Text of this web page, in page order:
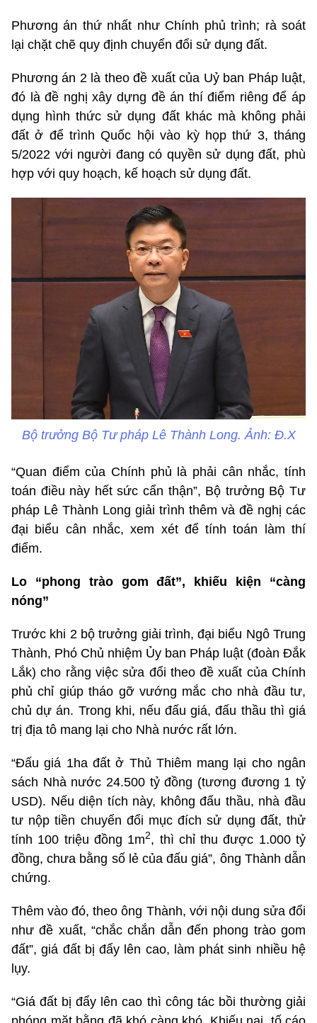
Phương án thứ nhất như Chính phủ trình; rà soát
lại chặt chẽ quy định chuyển đổi sử dụng đất.
Phương án 2 là theo đề xuất của Uỷ ban Pháp luật,
đó là đề nghị xây dựng đề án thí điểm riêng để áp
dụng hình thức sử dụng đất khác mà không phải
đất ở để trình Quốc hội vào kỳ họp thứ 3, tháng
5/2022 với người đang có quyền sử dụng đất, phù
hợp với quy hoạch, kế hoạch sử dụng đất.
Bộ trưởng Bộ Tư pháp Lê Thành Long. Ảnh: Đ.X
“Quan điểm của Chính phủ là phải cân nhắc, tính
toán điều này hết sức cẩn thận”, Bộ trưởng Bộ Tư
pháp Lê Thành Long giải trình thêm và đề nghị các
đại biểu cân nhắc, xem xét để tính toán làm thí
điểm.
Lo “phong trào gom đất”, khiếu kiện “càng
nóng”
Trước khi 2 bộ trưởng giải trình, đại biểu Ngô Trung
Thành, Phó Chủ nhiệm Ủy ban Pháp luật (đoàn Đắk
Lắk) cho rằng việc sửa đổi theo đề xuất của Chính
phủ chỉ giúp tháo gỡ vướng mắc cho nhà đầu tư,
chủ dự án. Trong khi, nếu đấu giá, đấu thầu thì giá
trị địa tô mang lại cho Nhà nước rất lớn.
“Đấu giá 1ha đất ở Thủ Thiêm mang lại cho ngân
sách Nhà nước 24.500 tỷ đồng (tương đương 1 tỷ
USD). Nếu diện tích này, không đấu thầu, nhà đầu
tư nộp tiền chuyển đổi mục đích sử dụng đất, thử
tính 100 triệu đồng 1m2, thì chỉ thu được 1.000 tỷ
đồng, chưa bằng số lẻ của đấu giá”, ông Thành dẫn
chứng.
Thêm vào đó, theo ông Thành, với nội dung sửa đổi
như đề xuất, “chắc chắn dẫn đến phong trào gom
đất”, giá đất bị đẩy lên cao, làm phát sinh nhiều hệ
lụy.
“Giá đất bị đẩy lên cao thì công tác bồi thường giải